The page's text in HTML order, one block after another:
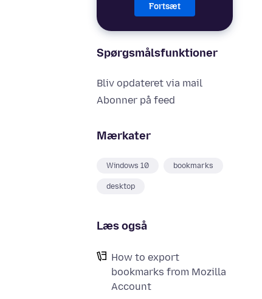
Fortsæt
Spørgsmålsfunktioner
Bliv opdateret via mail
Abonner på feed
Mærkater
Windows 10 bookmarks
desktop
Læs også
How to export
bookmarks from Mozilla
Account